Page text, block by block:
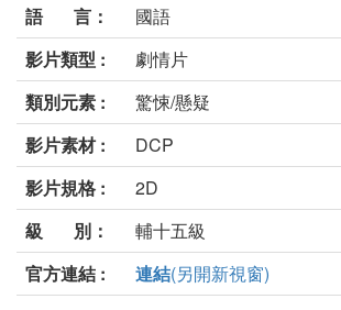
語 言：
國語
影片類型 :
劇情片
類別元素 :
驚悚/懸疑
影片素材 :
DCP
影片規格 :
2D
級 別：
輔十五級
官方連結 :
連結(另開新視窗)